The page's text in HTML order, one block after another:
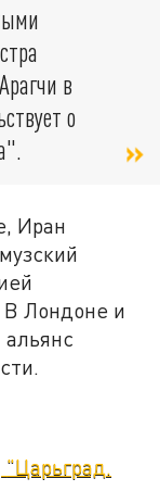
в
о
Иран
В Лондоне и
"Царьград.